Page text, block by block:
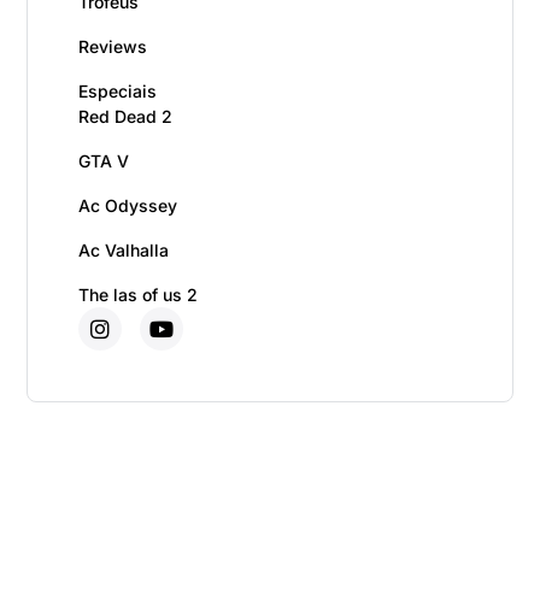
Reviews
Especiais
Red Dead 2
GTA V
Ac Odyssey
Ac Valhalla
The las of us 2